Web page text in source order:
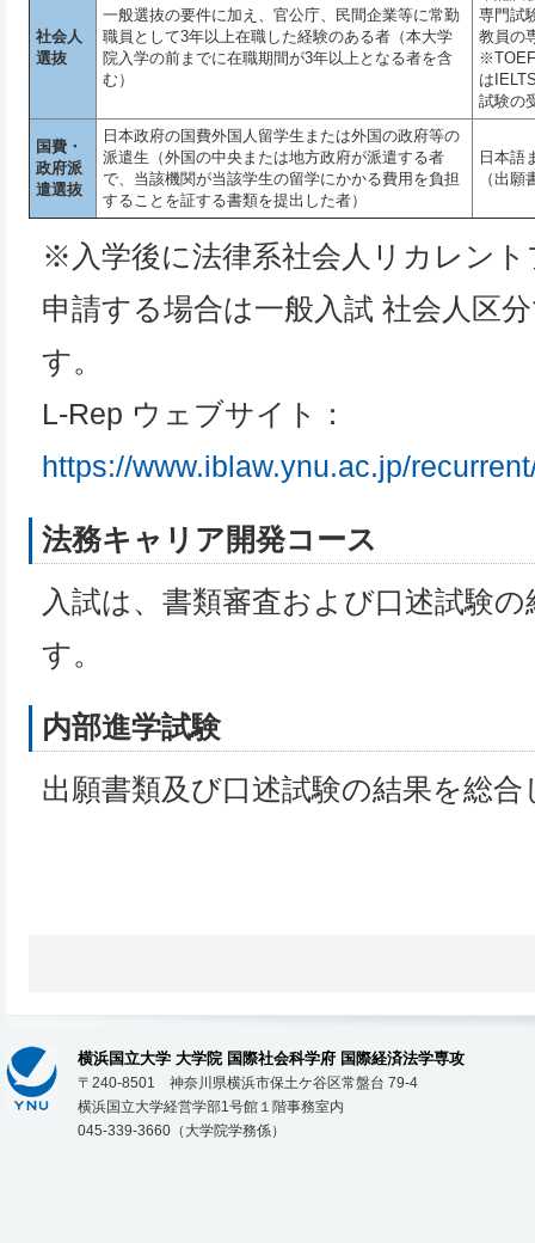
社会人
選抜
一般選抜の要件に加え、官公庁、民間企業等に常勤
職員として3年以上在職した経験のある者（本大学
院入学の前までに在職期間が3年以上となる者を含
む）
専門試
教員の
は
試験の
国費・
政府派
遣選抜
日本政府の国費外国人留学生または外国の政府等の
派遣生（外国の中央または地方政府が派遣する者
で、当該機関が当該学生の留学にかかる費用を負担
することを証する書類を提出した者）
日本語
（出
※入学後に法律系社会人リカレン
申請する場合は一般入試 社会人区
す。
L-Rep ウェブサイト：
https://www.iblaw.ynu.ac.jp/
法務キャリア開発コース
入試は、書類審査および口述試験
す。
内部進学試験
出願書類及び口述試験の結果を総
横浜国立大学 大学院 国際社会科学府 国際経済法学専攻
〒240-8501 神奈川県横浜市保土ケ谷区常盤台 79-4
横浜国立大学経営学部1号館１階事務室内
045-339-3660（大学院学務係）